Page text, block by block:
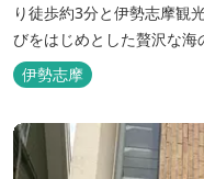
り徒歩約3分と伊勢志摩観
びをはじめとした贅沢な海
できます。
伊勢志摩